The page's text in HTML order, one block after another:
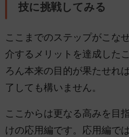
技に挑戦してみる
ここまでのステップがこな
介するメリットを達成した
ろん本来の目的が果たせれ
了しても構いません。
ここからは更なる高みを目
けの応用編です。応用編で